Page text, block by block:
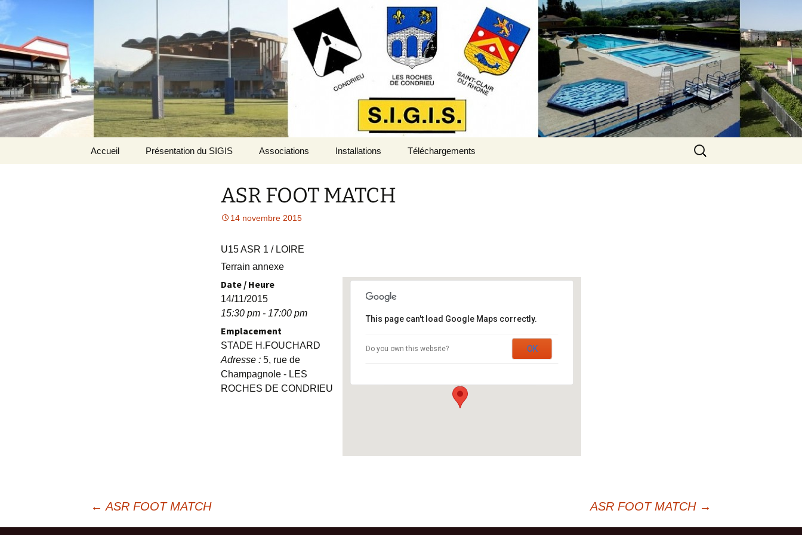
SIGIS
Accueil Présentation du SIGIS Associations Installations Téléchargements
Rechercher :
ASR FOOT MATCH
14 novembre 2015
U15 ASR 1 / LOIRE
Terrain annexe
STADE H.FOUCHARD
5, rue de Champagnole - LES ROCHES DE
This page can't load Google Maps correctly.
Do you own this website? OK
Date / Heure
14/11/2015
15:30 pm - 17:00 pm
Emplacement
STADE H.FOUCHARD
Adresse : 5, rue de
Champagnole - LES
ROCHES DE CONDRIEU
Navigation
← ASR FOOT MATCH ASR FOOT MATCH →